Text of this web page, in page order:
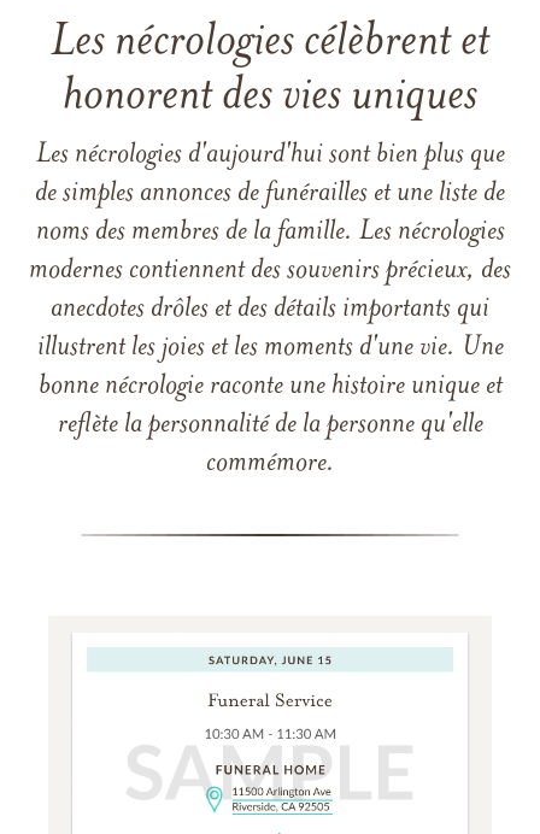
Les nécrologies célèbrent et
honorent des vies uniques
Les nécrologies d'aujourd'hui sont bien plus que
de simples annonces de funérailles et une liste de
noms des membres de la famille. Les nécrologies
modernes contiennent des souvenirs précieux, des
anecdotes drôles et des détails importants qui
illustrent les joies et les moments d'une vie. Une
bonne nécrologie raconte une histoire unique et
reflète la personnalité de la personne qu'elle
commémore.